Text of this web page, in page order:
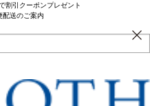
割引クーポンプレゼント
配送のご案内